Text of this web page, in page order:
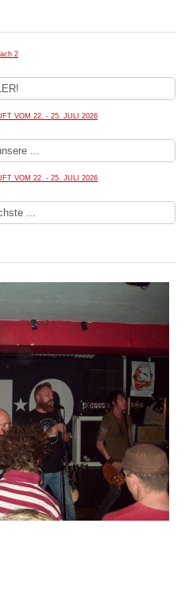
2
VOM 22. - 25. JULI 2026
...
VOM 22. - 25. JULI 2026
...